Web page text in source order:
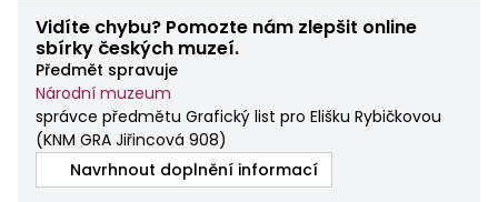
Vidíte chybu? Pomozte nám zlepšit online
sbírky českých muzeí.
Předmět spravuje
Národní muzeum
správce předmětu Grafický list pro Elišku Rybičkovou
(KNM GRA Jiřincová 908)
Navrhnout doplnění informací